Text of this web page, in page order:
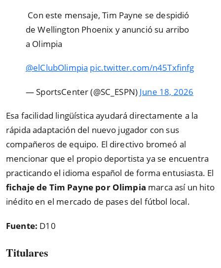
️ Con este mensaje, Tim Payne se despidió
de Wellington Phoenix y anunció su arribo
a Olimpia
@elClubOlimpia pic.twitter.com/n45Txfinfg
— SportsCenter (@SC_ESPN) June 18, 2026
Esa facilidad lingüística ayudará directamente a la
rápida adaptación del nuevo jugador con sus
compañeros de equipo. El directivo bromeó al
mencionar que el propio deportista ya se encuentra
practicando el idioma español de forma entusiasta. El
fichaje de Tim Payne por Olimpia marca así un hito
inédito en el mercado de pases del fútbol local.
Fuente: D10
Titulares